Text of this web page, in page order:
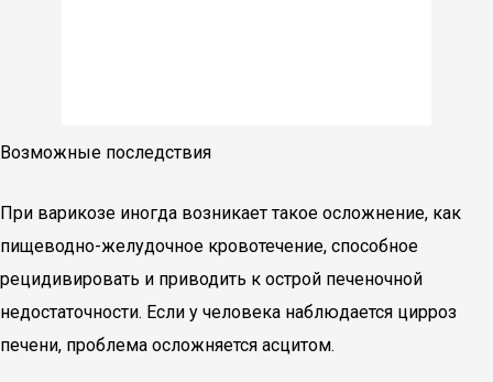
Возможные последствия
При варикозе иногда возникает такое осложнение, как
пищеводно-желудочное кровотечение, способное
рецидивировать и приводить к острой печеночной
недостаточности. Если у человека наблюдается цирроз
печени, проблема осложняется асцитом.